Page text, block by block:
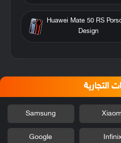
Huawei Mate 50 RS
Design
التجارية
Samsung
Google